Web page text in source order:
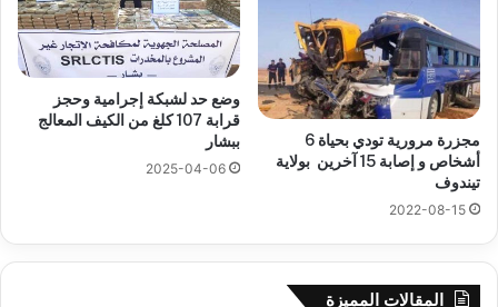
مجزرة مرورية تودي بحياة 6
أشخاص و إصابة 15 آخرين بولاية
تيندوف
2022-08-15
وضع حد لشبكة إجرامية وحجز
قرابة 107 كلغ من الكيف المعالج
ببشار
2025-04-06
المقالات المميزة